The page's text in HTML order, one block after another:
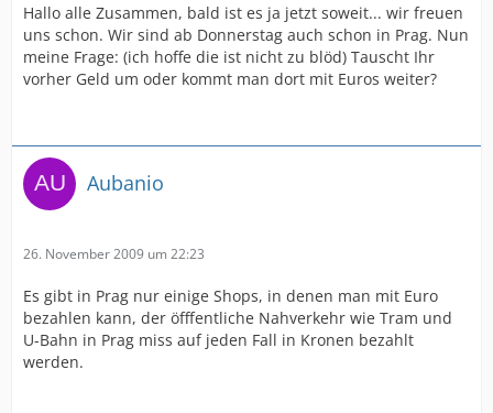
Hallo alle Zusammen, bald ist es ja jetzt soweit... wir freuen
uns schon. Wir sind ab Donnerstag auch schon in Prag. Nun
meine Frage: (ich hoffe die ist nicht zu blöd) Tauscht Ihr
vorher Geld um oder kommt man dort mit Euros weiter?
Aubanio
26. November 2009 um 22:23
Es gibt in Prag nur einige Shops, in denen man mit Euro
bezahlen kann, der öfffentliche Nahverkehr wie Tram und
U-Bahn in Prag miss auf jeden Fall in Kronen bezahlt
werden.